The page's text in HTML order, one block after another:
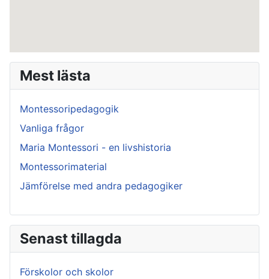
Mest lästa
Montessoripedagogik
Vanliga frågor
Maria Montessori - en livshistoria
Montessorimaterial
Jämförelse med andra pedagogiker
Senast tillagda
Förskolor och skolor